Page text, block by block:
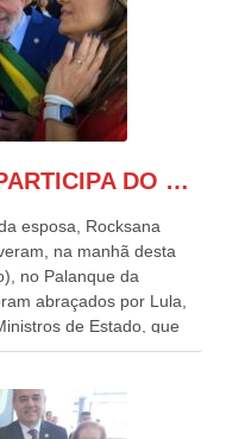
GONZAGA PATRIOTA PARTICIPA DO DESFILE DA INDEPENDÊNCIA NO PALANQUE DA PRESIDÊNCIA DA REPÚBLICA E É ABRAÇADO POR LULA E POR GERALDO ALCKMIN.
esposa, Rocksana
na manhã desta
no Palanque da
abraçados por Lula,
de Estado, que
Independência da
disse ter sido
de todos. “Há